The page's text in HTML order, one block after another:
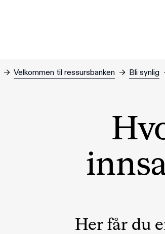
→ Velkommen til ressursbanken → Bli synlig
Her får du